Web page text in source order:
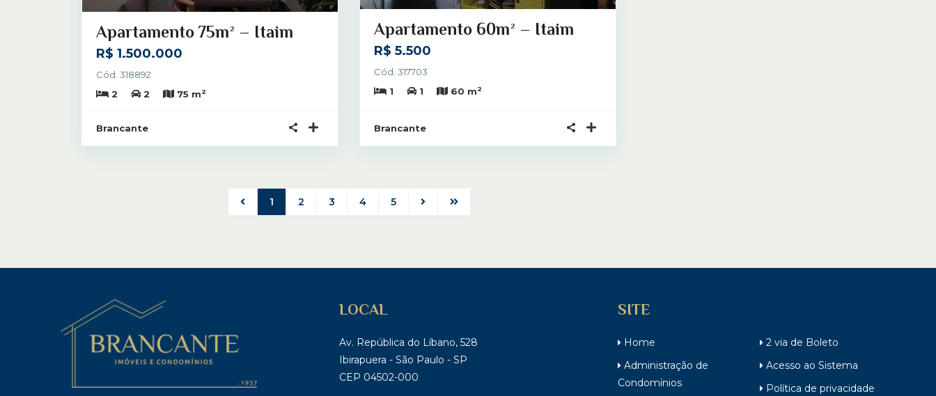
Apartamento 75m² – Itaim
R$ 1.500.000
Cód. 318892
2
2 75 m2
Brancante
Apartamento 60m² – Itaim
R$ 5.500
Cód. 317703
1
1 60 m2
Brancante
1 2 3 4 5
LOCAL
Av. República do Líbano, 528
Ibirapuera - São Paulo - SP
CEP 04502-000
SITE
Home
Administração de
Condomínios
2 via de Boleto
Acesso ao Sistema
Política de privacidade